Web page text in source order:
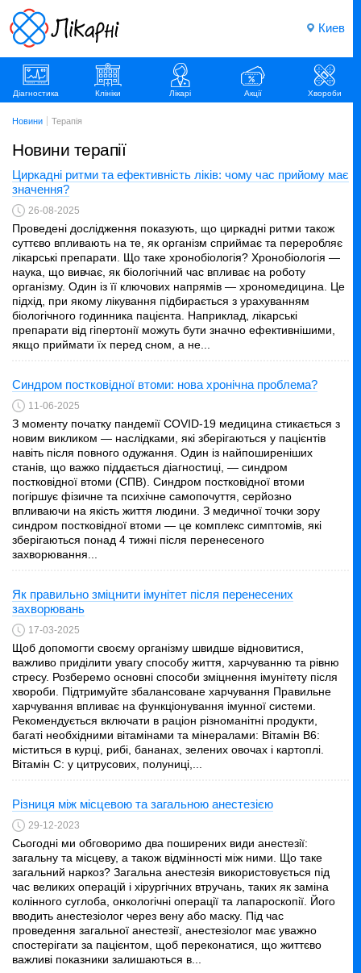
Киев
Діагностика Клініки Лікарі Акції Хвороби
Новини Терапія
Новини терапії
Циркадні ритми та ефективність ліків: чому час прийому має
значення?
26-08-2025
Проведені дослідження показують, що циркадні ритми також
суттєво впливають на те, як організм сприймає та переробляє
лікарські препарати. Що таке хронобіологія? Хронобіологія —
наука, що вивчає, як біологічний час впливає на роботу
організму. Один із її ключових напрямів — хрономедицина. Це
підхід, при якому лікування підбирається з урахуванням
біологічного годинника пацієнта. Наприклад, лікарські
препарати від гіпертонії можуть бути значно ефективнішими,
якщо приймати їх перед сном, а не...
Синдром постковідної втоми: нова хронічна проблема?
11-06-2025
З моменту початку пандемії COVID-19 медицина стикається з
новим викликом — наслідками, які зберігаються у пацієнтів
навіть після повного одужання. Один із найпоширеніших
станів, що важко піддається діагностиці, — синдром
постковідної втоми (СПВ). Синдром постковідної втоми
погіршує фізичне та психічне самопочуття, серйозно
впливаючи на якість життя людини. З медичної точки зору
синдром постковідної втоми — це комплекс симптомів, які
зберігаються понад 4 тижні після перенесеного
захворювання...
Як правильно зміцнити імунітет після перенесених
захворювань
17-03-2025
Щоб допомогти своєму організму швидше відновитися,
важливо приділити увагу способу життя, харчуванню та рівню
стресу. Розберемо основні способи зміцнення імунітету після
хвороби. Підтримуйте збалансоване харчування Правильне
харчування впливає на функціонування імунної системи.
Рекомендується включати в раціон різноманітні продукти,
багаті необхідними вітамінами та мінералами: Вітамін B6:
міститься в курці, рибі, бананах, зелених овочах і картоплі.
Вітамін C: у цитрусових, полуниці,...
Різниця між місцевою та загальною анестезією
29-12-2023
Сьогодні ми обговоримо два поширених види анестезії:
загальну та місцеву, а також відмінності між ними. Що таке
загальний наркоз? Загальна анестезія використовується під
час великих операцій і хірургічних втручань, таких як заміна
колінного суглоба, онкологічні операції та лапароскопії. Його
вводить анестезіолог через вену або маску. Під час
проведення загальної анестезії, анестезіолог має уважно
спостерігати за пацієнтом, щоб переконатися, що життєво
важливі показники залишаються в...